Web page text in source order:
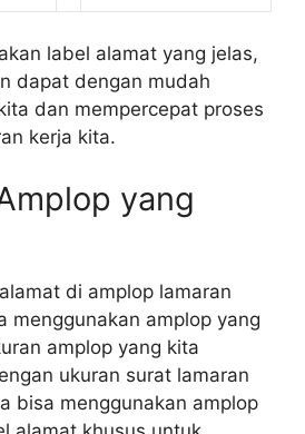
label alamat yang jelas,
dapat dengan mudah
dan mempercepat proses
kerja kita.
yang
di amplop lamaran
menggunakan amplop yang
amplop yang kita
ukuran surat lamaran
bisa menggunakan amplop